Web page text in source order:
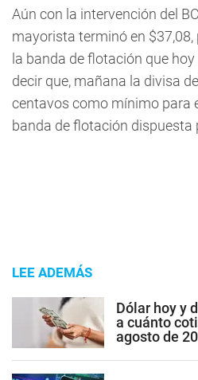
Aún con la intervención del
mayorista terminó en $37,08,
la banda de flotación que
decir que, mañana la divisa
centavos como mínimo para
banda de flotación dispuesta
LEE ADEMÁS
Dólar hoy y
a cuánto
agosto de